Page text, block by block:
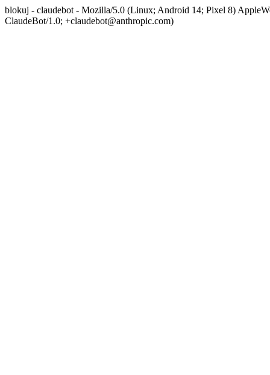
blokuj - claudebot - Mozilla/5.0 (Linux; Android 14; Pixel 8)
ClaudeBot/1.0; +claudebot@anthropic.com)